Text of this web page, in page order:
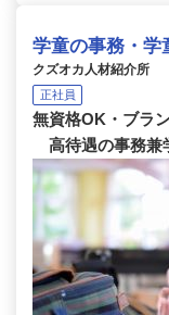
学童の事務・学
クズオカ人材紹介所
正社員
無資格OK・ブラ
高待遇の事務兼